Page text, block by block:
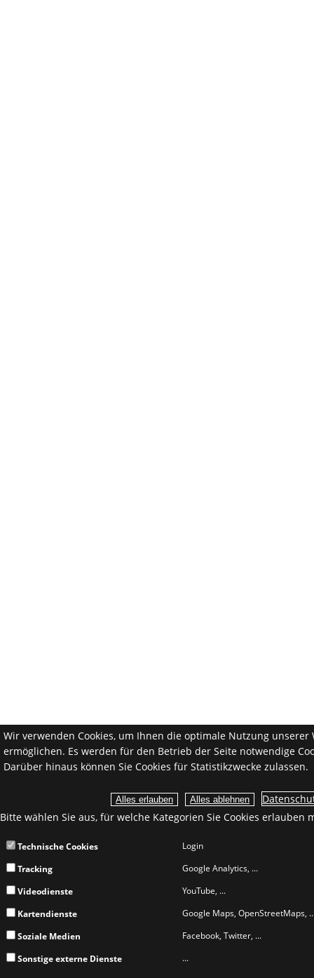
Wir verwenden Cookies, um Ihnen die optimale Nutzung unserer
ermöglichen. Es werden für den Betrieb der Seite notwendige
Darüber hinaus können Sie Cookies für Statistikzwecke zulassen.
Bitte wählen Sie aus, für welche Kategorien Sie Cookies erlauben
Technische Cookies
Login
Tracking
Google Analytics, ...
Videodienste
YouTube, ...
Kartendienste
Google Maps, OpenStreetMaps,
Soziale Medien
Facebook, Twitter, ...
Sonstige externe Dienste
...